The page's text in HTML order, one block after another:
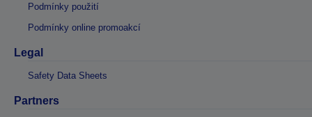
Podmínky použití
Podmínky online promoakcí
Legal
Safety Data Sheets
Partners